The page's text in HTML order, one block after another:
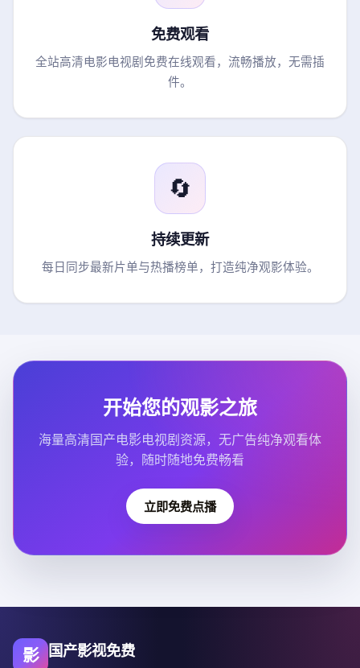
免费观看
全站高清电影电视剧免费在线观看，流畅播放，无需插
件。
🔄
持续更新
每日同步最新片单与热播榜单，打造纯净观影体验。
开始您的观影之旅
海量高清国产电影电视剧资源，无广告纯净观看体
验，随时随地免费畅看
立即免费点播
影 国产影视免费